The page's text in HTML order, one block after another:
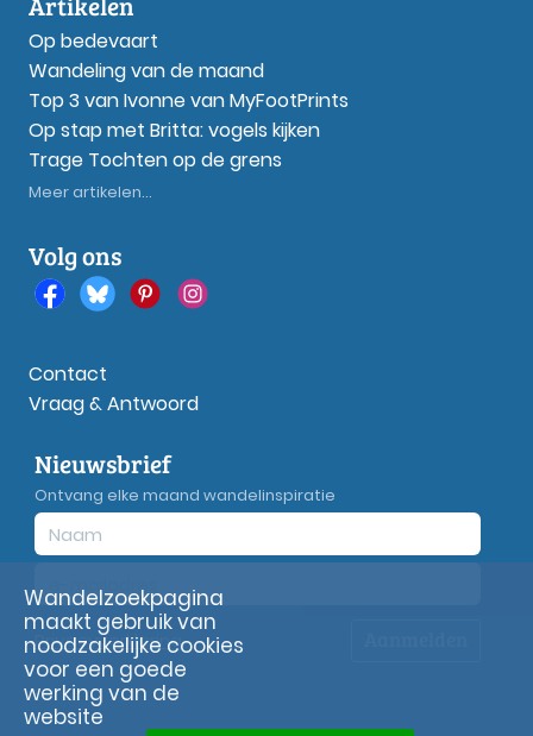
Op bedevaart
Wandeling van de maand
Top 3 van Ivonne van MyFootPrints
Op stap met Britta: vogels kijken
Trage Tochten op de grens
Meer artikelen...
Volg ons
Contact
Vraag & Antwoord
Nieuwsbrief
Ontvang elke maand wandelinspiratie
Privacyverklaring
Wandelzoekpagina
maakt gebruik van
noodzakelijke cookies
voor een goede
werking van de
website